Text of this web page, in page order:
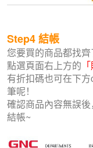
Step4結帳
您要買的商品都找
點選頁面右上方的
有折扣碼也可在下
筆呢！
確認商品內容無誤
結帳~